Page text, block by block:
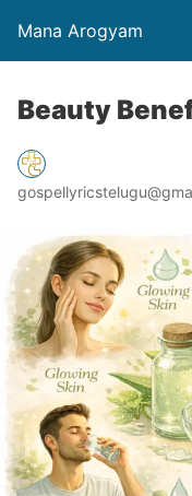
Mana Arogyam
Beauty